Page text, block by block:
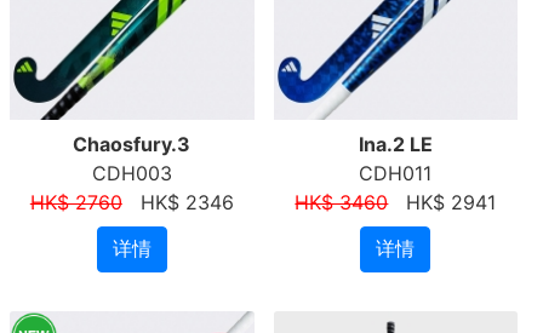
Chaosfury.3
CDH003
HK$ 2760HK$ 2346
详情
Ina.2 LE
CDH011
HK$ 3460HK$ 2941
详情